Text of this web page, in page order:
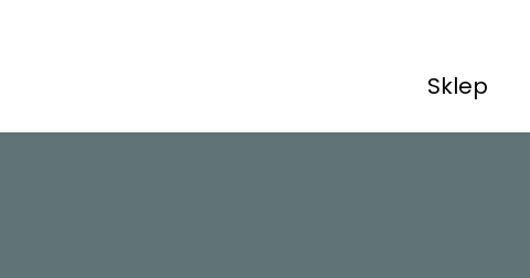
Sklep